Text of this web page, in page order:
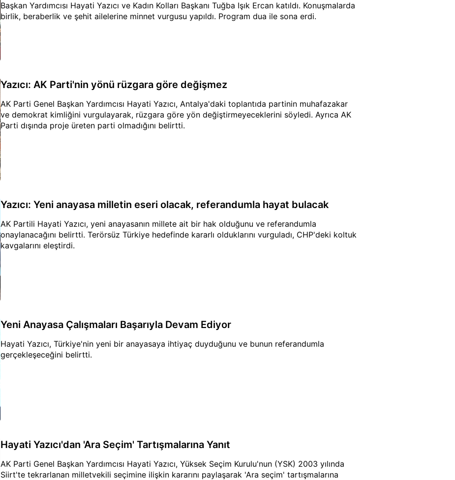
Başkan Yardımcısı Hayati Yazıcı ve Kadın Kolları Başkanı Tuğba Işık Ercan katıldı. Konuşmalarda
birlik, beraberlik ve şehit ailelerine minnet vurgusu yapıldı. Program dua ile sona erdi.
Yazıcı: AK Parti'nin yönü rüzgara göre değişmez
AK Parti Genel Başkan Yardımcısı Hayati Yazıcı, Antalya'daki toplantıda partinin muhafazakar
ve demokrat kimliğini vurgulayarak, rüzgara göre yön değiştirmeyeceklerini söyledi. Ayrıca AK
Parti dışında proje üreten parti olmadığını belirtti.
Yazıcı: Yeni anayasa milletin eseri olacak, referandumla hayat bulacak
AK Partili Hayati Yazıcı, yeni anayasanın millete ait bir hak olduğunu ve referandumla
onaylanacağını belirtti. Terörsüz Türkiye hedefinde kararlı olduklarını vurguladı, CHP'deki koltuk
kavgalarını eleştirdi.
Yeni Anayasa Çalışmaları Başarıyla Devam Ediyor
Hayati Yazıcı, Türkiye'nin yeni bir anayasaya ihtiyaç duyduğunu ve bunun referandumla
gerçekleşeceğini belirtti.
Hayati Yazıcı'dan 'Ara Seçim' Tartışmalarına Yanıt
AK Parti Genel Başkan Yardımcısı Hayati Yazıcı, Yüksek Seçim Kurulu'nun (YSK) 2003 yılında
Siirt'te tekrarlanan milletvekili seçimine ilişkin kararını paylaşarak 'Ara seçim' tartışmalarına